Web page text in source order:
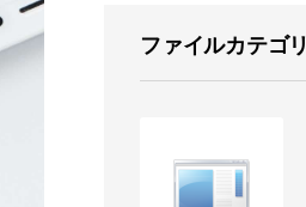
ファイルカテゴリ